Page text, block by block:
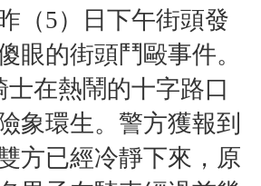
（5）日下午街頭發
眼的街頭鬥毆事件。
士在熱鬧的十字路口
象環生。警方獲報到
方已經冷靜下來，原